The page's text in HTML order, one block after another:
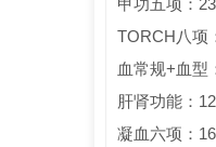
甲功五项：
TORCH八项
血常规+血型
肝肾功能：
凝血六项：